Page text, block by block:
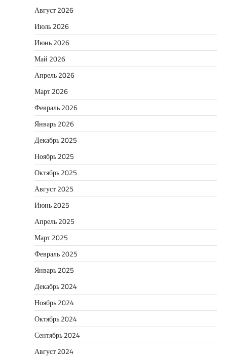
Август 2026
Июль 2026
Июнь 2026
Май 2026
Апрель 2026
Март 2026
Февраль 2026
Январь 2026
Декабрь 2025
Ноябрь 2025
Октябрь 2025
Август 2025
Июнь 2025
Апрель 2025
Март 2025
Февраль 2025
Январь 2025
Декабрь 2024
Ноябрь 2024
Октябрь 2024
Сентябрь 2024
Август 2024